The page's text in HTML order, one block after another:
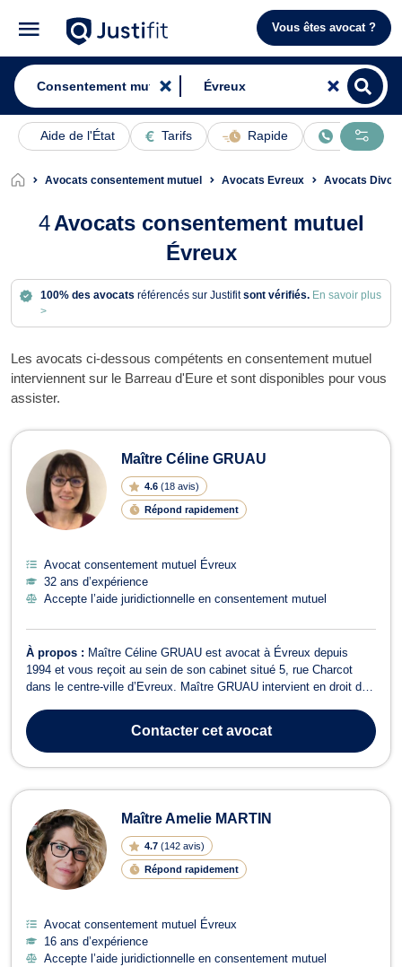
Vous êtes avocat ?
Aide de l'État Tarifs Rapide En ligne
Avocats consentement mutuel Avocats Evreux Avocats
4 Avocats consentement mutuel
Évreux
100% des avocats référencés sur Justifitsont vérifiés. En savoir plus
>
Les avocats ci-dessous compétents en consentement mutuel
interviennent sur le Barreau d'Eure et sont disponibles pour vous
assister.
Avocats en consentement mutuel à
Maître Céline GRUAU
4.6 (18 avis)
Répond rapidement
Avocat consentement mutuel Évreux
32 ans d’expérience
Accepte l’aide juridictionnelle en consentement mutuel
À propos : Maître Céline GRUAU est avocat à Évreux depuis
1994 et vous reçoit au sein de son cabinet situé 5, rue Charcot
dans le centre-ville d’Evreux. Maître GRUAU intervient en droit de
droit de visite et d’hébergement) mais aussi en droit des
successions et dans...Contactercet avocat
Maître Amelie MARTIN
4.7 (142 avis)
Répond rapidement
Avocat consentement mutuel Évreux
16 ans d’expérience
Accepte l’aide juridictionnelle en consentement mutuel